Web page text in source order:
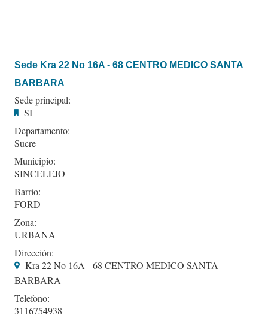
Sede Kra 22 No 16A - 68 CENTRO MEDICO SANTA
BARBARA
Sede principal:
SI
Departamento:
Sucre
Municipio:
SINCELEJO
Barrio:
FORD
Zona:
URBANA
Dirección:
Kra 22 No 16A - 68 CENTRO MEDICO SANTA
BARBARA
Telefono:
3116754938